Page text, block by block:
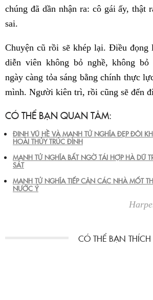
chúng đã dần nhận ra: cô gái ấy, thật
sai.
Chuyện cũ rồi sẽ khép lại. Điều đọng
diễn viên không bỏ nghề, không
ngày càng tỏa sáng bằng chính thực
mình. Người kiên trì, rồi cũng sẽ đến
CÓ THỂ BẠN QUAN TÂM:
ĐINH VŨ HỀ VÀ MẠNH TỬ NGHĨA ĐẸP ĐÔI
HOÀI THỦY TRÚC ĐÌNH
MẠNH TỬ NGHĨA BẤT NGỜ TÁI HỢP HÀ DỮ
SÁT
MẠNH TỬ NGHĨA TIẾP CẬN CÁC NHÀ MỐT
NƯỚC Ý